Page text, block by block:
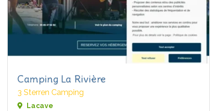
Camping La Rivière
3 Sterren Camping
Lacave